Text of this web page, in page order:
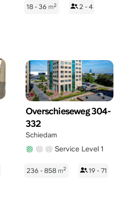
18 - 36 m2 2 - 4
Overschieseweg 304-
332
Schiedam
Service Level 1
236 - 858 m2 19 - 71